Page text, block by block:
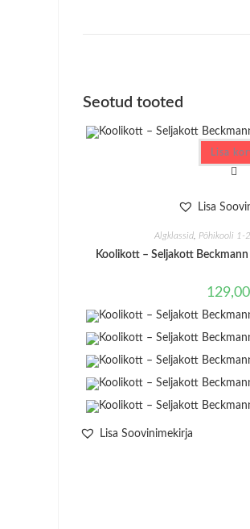
Seotud tooted
Lisa
Lisa
Algklassid, Põhikooli 1-
Koolikott – Seljakott
129,00
Lisa Soovinimekirja